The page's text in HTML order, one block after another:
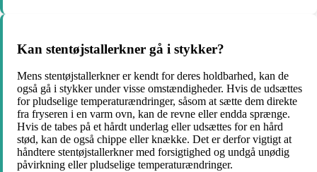
Kan stentøjstallerkner gå i stykker?
Mens stentøjstallerkner er kendt for deres holdbarhed, kan de
også gå i stykker under visse omstændigheder. Hvis de udsættes
for pludselige temperaturændringer, såsom at sætte dem direkte
fra fryseren i en varm ovn, kan de revne eller endda sprænge.
Hvis de tabes på et hårdt underlag eller udsættes for en hård
stød, kan de også chippe eller knække. Det er derfor vigtigt at
håndtere stentøjstallerkner med forsigtighed og undgå unødig
påvirkning eller pludselige temperaturændringer.